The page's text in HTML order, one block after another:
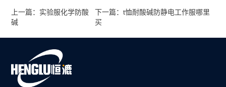
上一篇：实验服化学防酸
碱
下一篇：t恤耐酸碱防静电工作服哪里
买